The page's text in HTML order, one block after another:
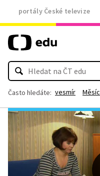
portály České televize
Často hledáte: vesmír Měsíc